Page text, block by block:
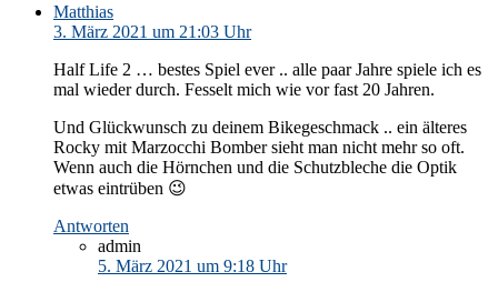
Matthias
3. März 2021 um 21:03 Uhr
Half Life 2 … bestes Spiel ever .. alle paar Jahre spiele ich es
mal wieder durch. Fesselt mich wie vor fast 20 Jahren.
Und Glückwunsch zu deinem Bikegeschmack .. ein älteres
Rocky mit Marzocchi Bomber sieht man nicht mehr so oft.
Wenn auch die Hörnchen und die Schutzbleche die Optik
etwas eintrüben 😉
Antworten
admin
5. März 2021 um 9:18 Uhr